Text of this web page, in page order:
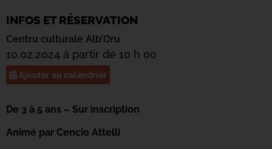
INFOS ET RÉSERVATION
Centru culturale Alb’Oru
10.02.2024 à partir de 10 h 00
Ajouter au calendrier
De 3 à 5 ans – Sur inscription
Animé par Cencio Attelli